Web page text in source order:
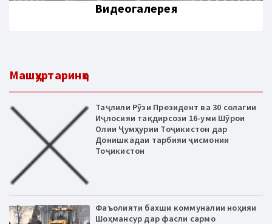
Видеогалерея
Машҳуртаринҳо
Таҷлили Рӯзи Президент ва 30 солагии
Иҷлосияи тақдирсози 16-уми Шӯрои
Олии Ҷумҳурии Тоҷикистон дар
Донишкадаи тарбияи ҷисмонии
Тоҷикистон
Фаъолияти бахши коммуналии ноҳияи
Шоҳмансур дар фасли сармо